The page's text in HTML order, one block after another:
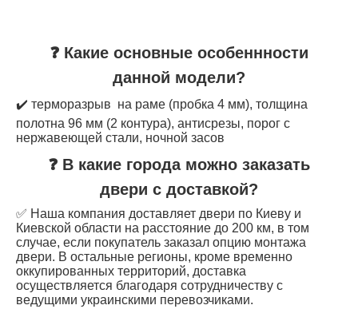
❓ Какие основные особеннности
данной модели?
✔️ терморазрыв на раме (пробка 4 мм), толщина
полотна 96 мм (2 контура), антисрезы, порог с
нержавеющей стали, ночной засов
❓ В какие города можно заказать
двери с доставкой?
✅ Наша компания доставляет двери по Киеву и
Киевской области на расстояние до 200 км, в том
случае, если покупатель заказал опцию монтажа
двери. В остальные регионы, кроме временно
оккупированных территорий, доставка
осуществляется благодаря сотрудничеству с
ведущими украинскими перевозчиками.